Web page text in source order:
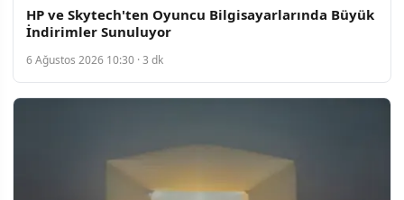
HP ve Skytech'ten Oyuncu Bilgisayarlarında Büyük
İndirimler Sunuluyor
6 Ağustos 2026 10:30 · 3 dk